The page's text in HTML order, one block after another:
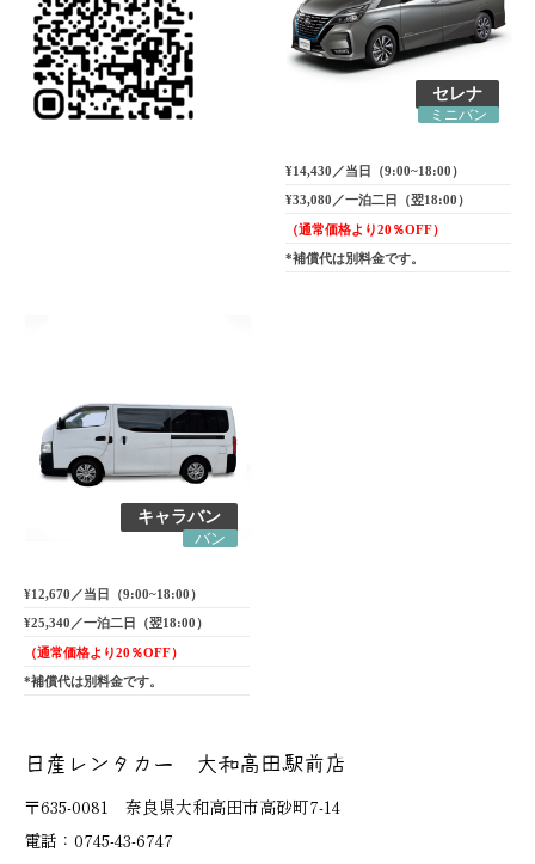
セレナ
ミニバン
¥14,430／当日（9:00~18:00）
¥33,080／一泊二日（翌18:00）
（通常価格より20％OFF）
*補償代は別料金です。
キャラバン
バン
¥12,670／当日（9:00~18:00）
¥25,340／一泊二日（翌18:00）
（通常価格より20％OFF）
*補償代は別料金です。
日産レンタカー 大和高田駅前店
〒635-0081 奈良県大和高田市高砂町7-14
電話：0745-43-6747